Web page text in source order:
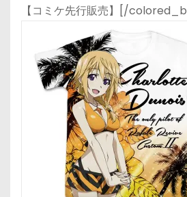
【コミケ先行販売】[/